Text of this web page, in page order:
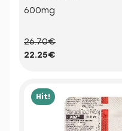
600mg
26.70€
22.25€
Hit!